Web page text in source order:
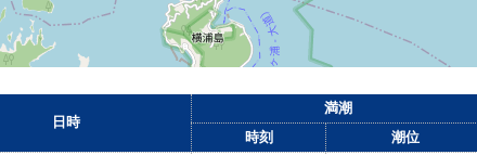
日時
満潮
時刻
潮位